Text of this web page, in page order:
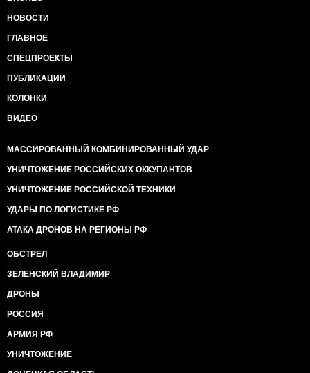
НОВОСТИ
ГЛАВНОЕ
СПЕЦПРОЕКТЫ
ПУБЛИКАЦИИ
КОЛОНКИ
ВИДЕО
МАССИРОВАННЫЙ КОМБИНИРОВАННЫЙ УДАР
УНИЧТОЖЕНИЕ РОССИЙСКИХ ОККУПАНТОВ
УНИЧТОЖЕНИЕ РОССИЙСКОЙ ТЕХНИКИ
УДАРЫ ПО ЛОГИСТИКЕ РФ
АТАКА ДРОНОВ НА РЕГИОНЫ РФ
ОБСТРЕЛ
ЗЕЛЕНСКИЙ ВЛАДИМИР
ДРОНЫ
РОССИЯ
АРМИЯ РФ
УНИЧТОЖЕНИЕ